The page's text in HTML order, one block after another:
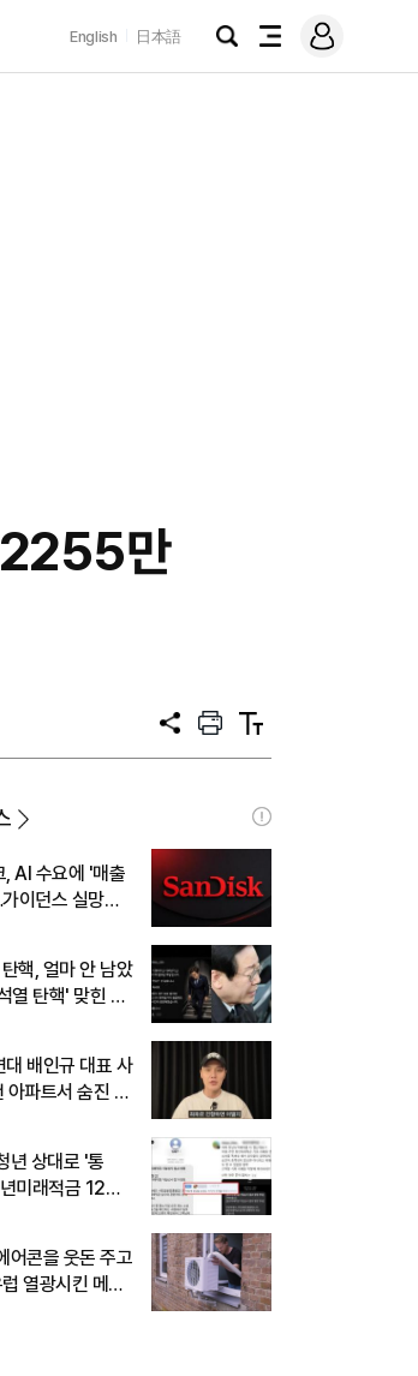
English 日本語
검
전
메
그
2255만
공
프
트
텍
트
, AI 수요에 '매출
이던스 실망에
핵, 얼마 안 남았
열 탄핵' 맞힌 무
대 배인규 대표 사
아파트서 숨진 채
년 상대로 '통
미래적금 12%
어콘을 웃돈 주고
열광시킨 메이